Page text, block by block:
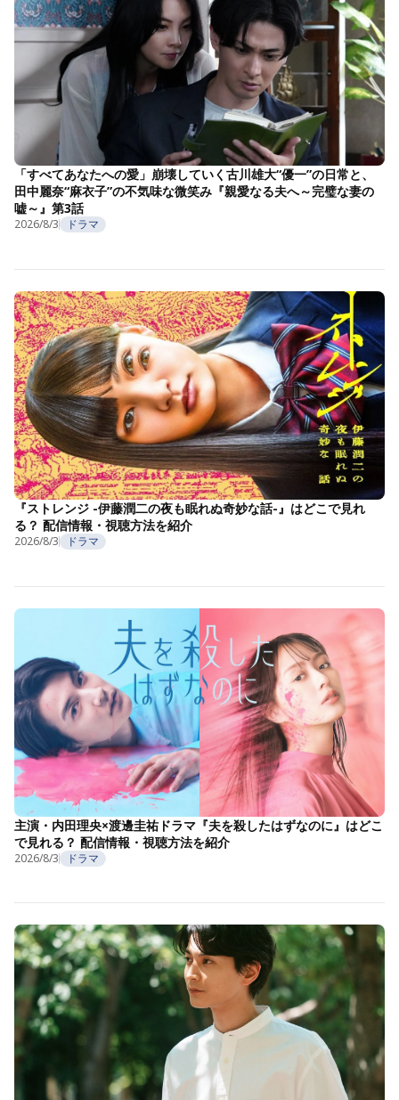
「すべてあなたへの愛」崩壊していく古川雄大“優一”の日常と、
田中麗奈“麻衣子”の不気味な微笑み『親愛なる夫へ～完璧な妻の
嘘～』第3話
2026/8/3 ドラマ
『ストレンジ -伊藤潤二の夜も眠れぬ奇妙な話-』はどこで見れ
る？ 配信情報・視聴方法を紹介
2026/8/3 ドラマ
主演・内田理央×渡邊圭祐ドラマ『夫を殺したはずなのに』はどこ
で見れる？ 配信情報・視聴方法を紹介
2026/8/3 ドラマ